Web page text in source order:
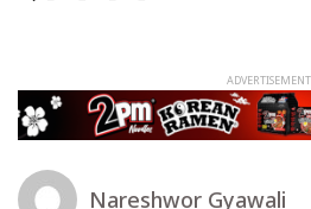
Nareshwor Gyawali